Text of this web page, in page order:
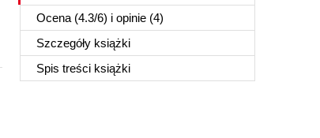
Ocena (4.3/6) i opinie (4)
Szczegóły książki
Spis treści książki